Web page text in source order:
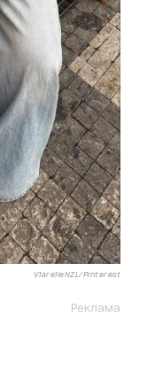
VlarelieNZL/Pinterest
Реклама